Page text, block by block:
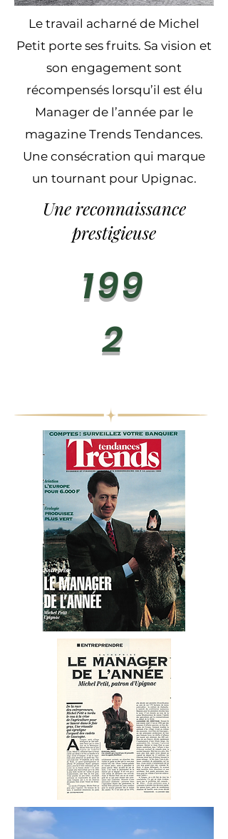
Le travail acharné de Michel
Petit porte ses fruits. Sa vision et
son engagement sont
récompensés lorsqu’il est élu
Manager de l’année par le
magazine Trends Tendances.
Une consécration qui marque
un tournant pour Upignac.
Une reconnaissance
prestigieuse
199
2